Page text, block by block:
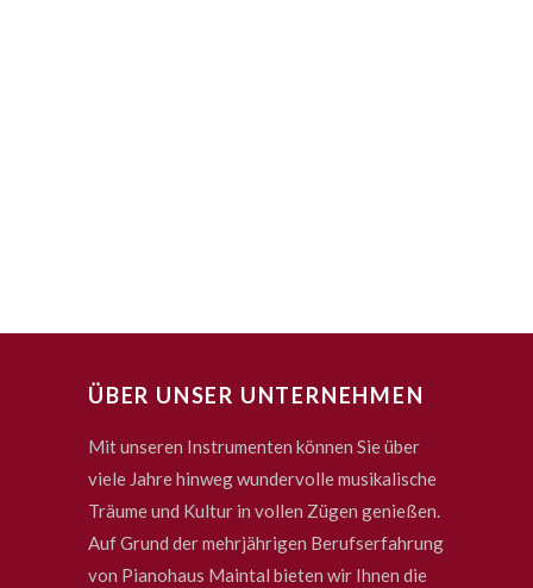
ÜBER UNSER UNTERNEHMEN
Mit unseren Instrumenten können Sie über
viele Jahre hinweg wundervolle musikalische
Träume und Kultur in vollen Zügen genießen.
Auf Grund der mehrjährigen Berufserfahrung
von Pianohaus Maintal bieten wir Ihnen die